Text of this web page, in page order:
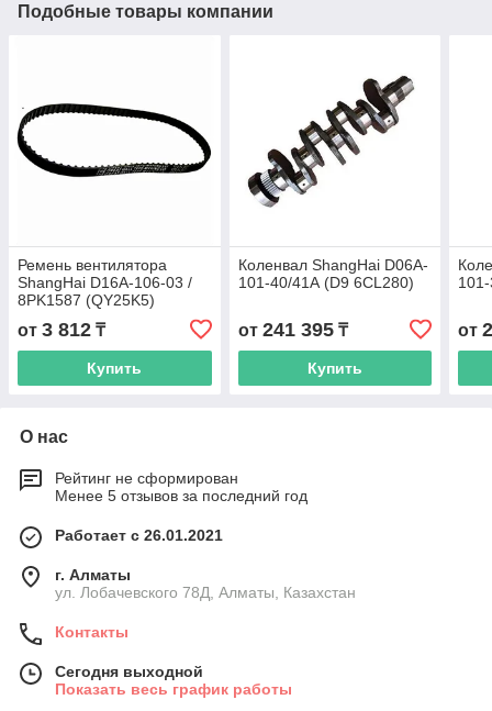
Подобные товары компании
Ремень вентилятора
ShangHai D16A-106-03 /
8PK1587 (QY25K5)
от 3 812 ₸
Купить
Коленвал ShangHai D06A-
101-40/41А (D9 6CL280)
от 241 395₸
Купить
от
О нас
Рейтинг не сформирован
Менее 5 отзывов за последний год
Работает с 26.01.2021
г. Алматы
ул. Лобачевского 78Д, Алматы, Казахстан
Контакты
Сегодня выходной
Показать весь график работы